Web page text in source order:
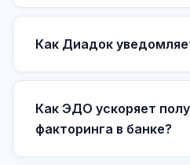
Как Диадок
Как ЭДО ускоряет
факторинга в банке?